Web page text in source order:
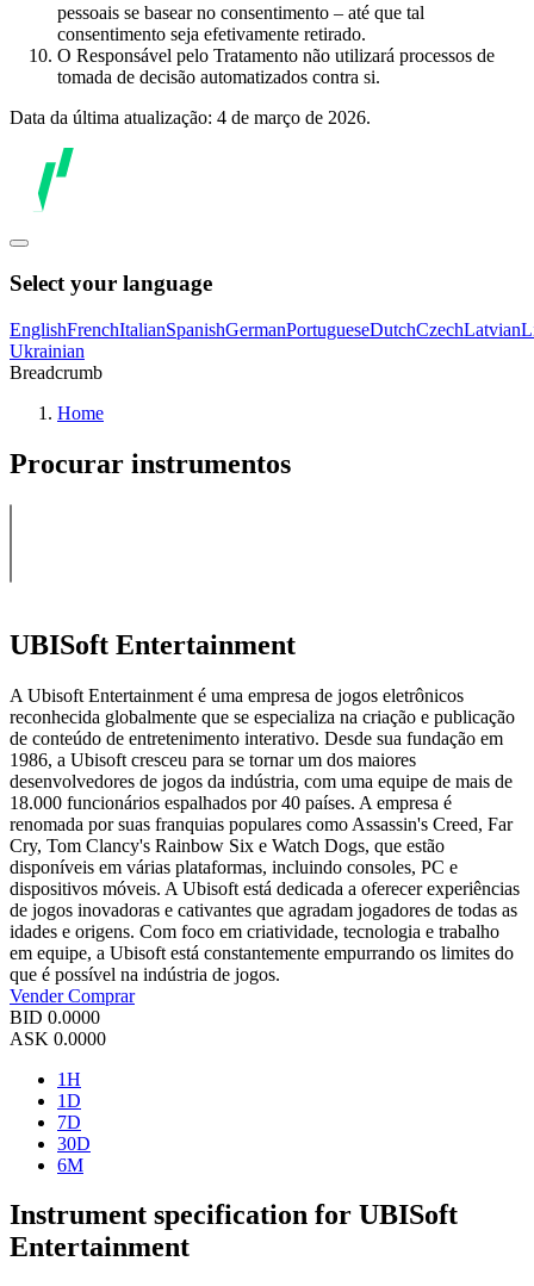
pessoais se basear no consentimento – até que tal
consentimento seja efetivamente retirado.
O Responsável pelo Tratamento não utilizará processos de
tomada de decisão automatizados contra si.
Data da última atualização: 4 de março de 2026.
Select your language
EnglishFrenchItalianSpanishGermanPortugueseDutchCzechLatvian
Ukrainian
Breadcrumb
Home
Procurar instrumentos
UBISoft Entertainment
A Ubisoft Entertainment é uma empresa de jogos eletrônicos
reconhecida globalmente que se especializa na criação e publicação
de conteúdo de entretenimento interativo. Desde sua fundação em
1986, a Ubisoft cresceu para se tornar um dos maiores
desenvolvedores de jogos da indústria, com uma equipe de mais de
18.000 funcionários espalhados por 40 países. A empresa é
renomada por suas franquias populares como Assassin's Creed, Far
Cry, Tom Clancy's Rainbow Six e Watch Dogs, que estão
disponíveis em várias plataformas, incluindo consoles, PC e
dispositivos móveis. A Ubisoft está dedicada a oferecer experiências
de jogos inovadoras e cativantes que agradam jogadores de todas as
idades e origens. Com foco em criatividade, tecnologia e trabalho
em equipe, a Ubisoft está constantemente empurrando os limites do
que é possível na indústria de jogos.
VenderComprar
BID 0.0000
ASK 0.0000
1H
1D
7D
30D
6M
Instrument specification for UBISoft
Entertainment